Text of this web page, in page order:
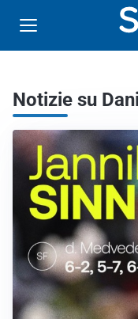
Notizie su